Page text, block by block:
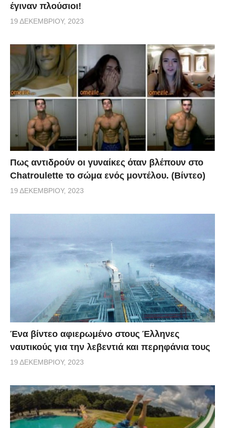
έγιναν πλούσιοι!
19 ΔΕΚΕΜΒΡΊΟΥ, 2023
Πως αντιδρούν οι γυναίκες όταν βλέπουν στο
Chatroulette το σώμα ενός μοντέλου. (Βίντεο)
19 ΔΕΚΕΜΒΡΊΟΥ, 2023
Ένα βίντεο αφιερωμένο στους Έλληνες
ναυτικούς για την λεβεντιά και περηφάνια τους
19 ΔΕΚΕΜΒΡΊΟΥ, 2023